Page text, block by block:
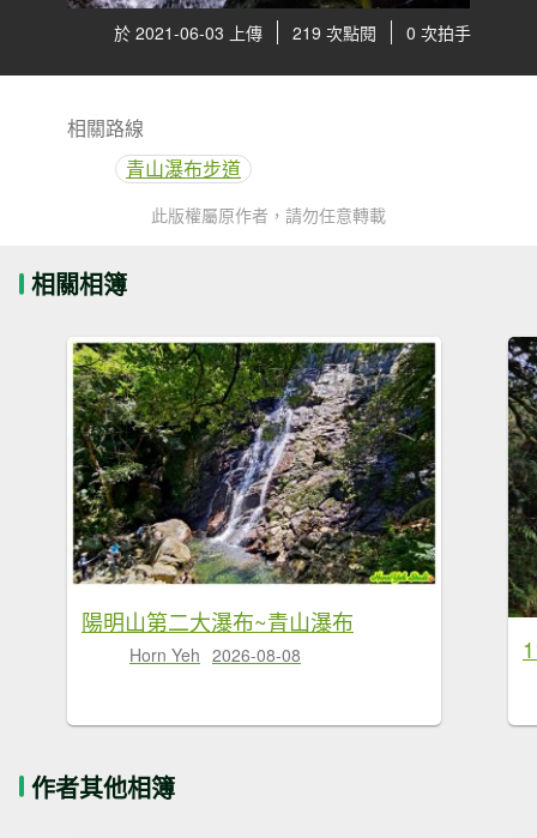
於 2021-06-03 上傳 219 次點閱 0 次拍手
相關路線
青山瀑布步道
此版權屬原作者，請勿任意轉載
相關相簿
陽明山第二大瀑布~青山瀑布
Horn Yeh 2026-08-08
作者其他相簿